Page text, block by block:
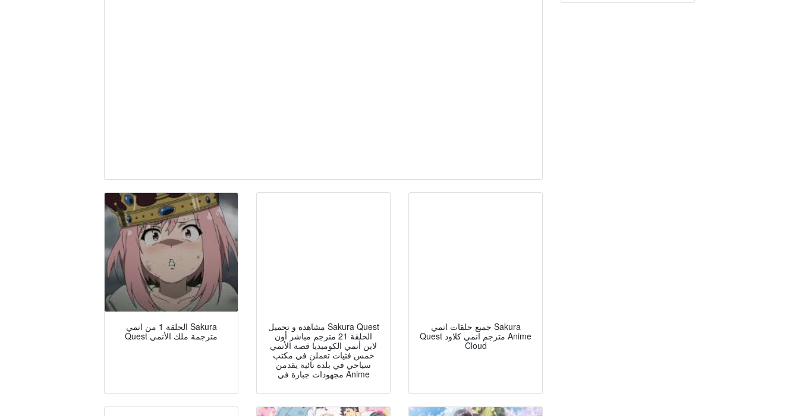
الحلقة 1 من انمي Sakura
Quest مترجمة ملك الأنمي
مشاهدة و تحميل Sakura Quest
الحلقة 21 مترجم مباشر أون
لاين أنمي الكوميديا قصة الأنمي
خمس فتيات تعملن في مكتب
سياحي في بلدة نائية يقدمن
مجهودات جبارة في Anime
جميع حلقات انمي Sakura
Quest مترجم انمي كلاود Anime
Cloud